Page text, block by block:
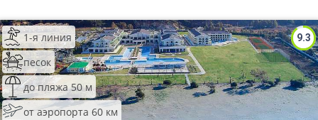
9.3
1-я линия
песок
до пляжа 50 м
от аэропорта 60 км